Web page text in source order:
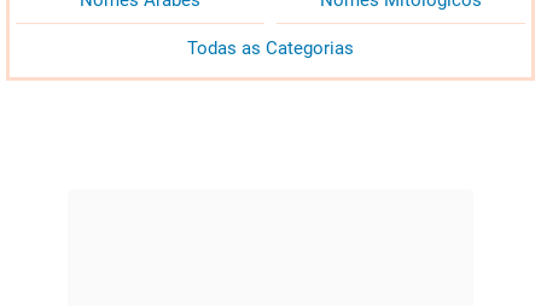
Todas as Categorias